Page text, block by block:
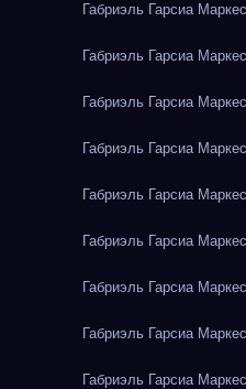
Габриэль Гарсиа
Габриэль Гарсиа
Габриэль Гарсиа
Габриэль Гарсиа
Габриэль Гарсиа
Габриэль Гарсиа
Габриэль Гарсиа
Габриэль Гарсиа
Габриэль Гарсиа